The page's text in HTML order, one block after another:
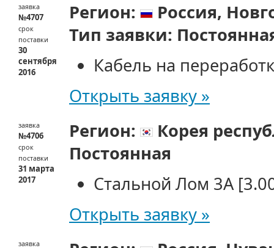
заявка
№4707
срок
поставки
30
сентября
2016
Регион: Россия,
Тип заявки:
Кабель на
Открыть заявку »
заявка
№4706
срок
поставки
31 марта
2017
Регион:
Корея
Постоянная
Стальной Лом 3А
Открыть заявку »
заявка